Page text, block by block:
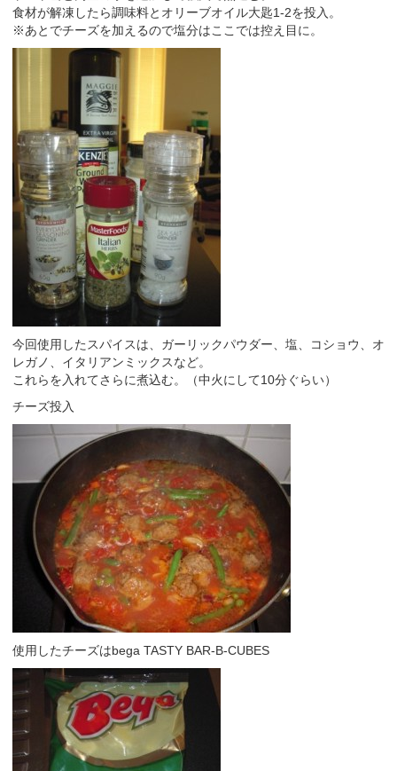
食材が解凍したら調味料とオリーブオイル大匙1-2を投入。
※あとでチーズを加えるので塩分はここでは控え目に。
今回使用したスパイスは、ガーリックパウダー、塩、コショウ、オ
レガノ、イタリアンミックスなど。
これらを入れてさらに煮込む。（中火にして10分ぐらい）
チーズ投入
使用したチーズはbega TASTY BAR-B-CUBES